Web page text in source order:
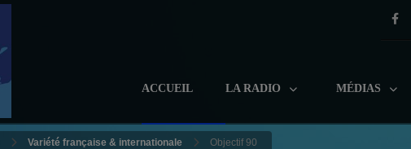
ACCUEIL LA RADIO MÉDIAS
Variété française & internationale Objectif 90